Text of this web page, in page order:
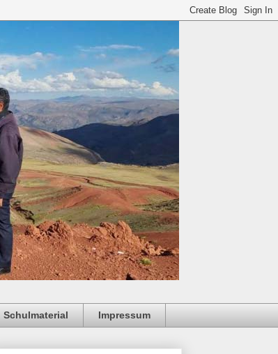
Schulmaterial Impressum